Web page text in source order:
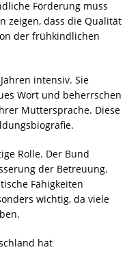
Förderung muss
zeigen, dass die Qualität
der frühkindlichen
intensiv. Sie
Wort und beherrschen
Muttersprache. Diese
Rolle. Der Bund
der Betreuung.
Fähigkeiten
wichtig, da viele
hat